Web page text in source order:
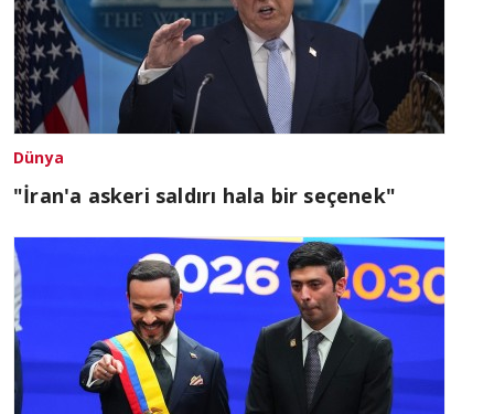
Dünya
"İran'a askeri saldırı hala bir seçenek"